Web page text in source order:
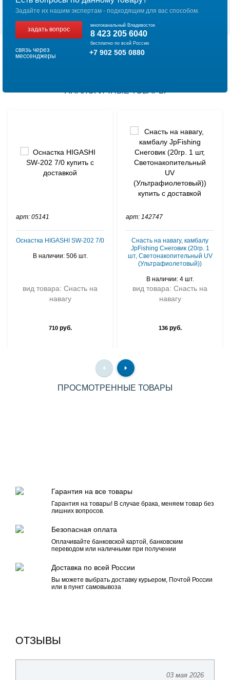
Задайте их нашим экспертам - подходящим для вас способом.
задать вопрос
многоканальный Владивосток
8 423 205 6040
бесплатно по всей России
связь через
мессенджеры
+7 902 505 0880
АНАЛОГИЧНЫЕ ТОВАРЫ
арт: 05141
Оснастка HIGASHI SW-202 7/0
В наличии: 506 шт.
вид товара: Снасть на
навагу
710руб.
арт: 142747
Снасть на навагу, камбалу
JpFishing Снеговик (20гр. 1
шт, Светонакопительный UV
(Ультрафиолетовый))
В наличии: 4 шт.
вид товара: Снасть на
навагу
136руб.
ПРОСМОТРЕННЫЕ ТОВАРЫ
Гарантия на все товары
Гарантия на товары! В случае брака, меняем товар без
лишних вопросов.
Безопасная оплата
Оплачивайте банковской картой, банковским
переводом или наличными при получении
Доставка по всей России
Вы можете выбрать доставку курьером, Почтой России
или в пункт самовывоза
ОТЗЫВЫ
03 мая 2026